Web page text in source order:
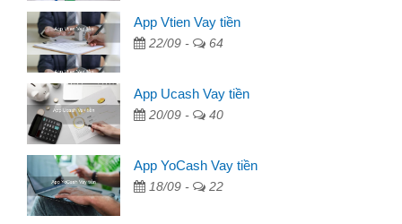
App Vtien Vay tiền
22/09 - 64
App Ucash Vay tiền
20/09 - 40
App YoCash Vay tiền
18/09 - 22